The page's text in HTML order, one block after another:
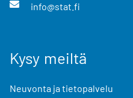
info@stat.fi
Kysy meiltä
Neuvonta ja tietopalvelu